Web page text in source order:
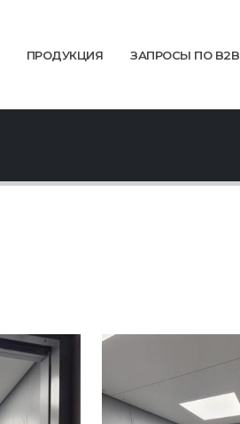
ПРОДУКЦИЯ ЗАПРОСЫ ПО B2B